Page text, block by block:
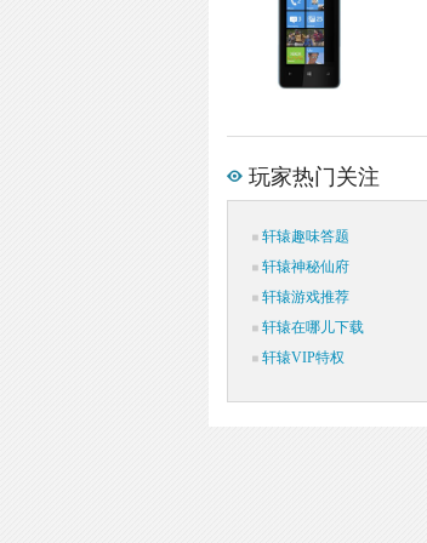
玩家热门关注
轩辕趣味答题
轩辕神秘仙府
轩辕游戏推荐
轩辕在哪儿下载
轩辕VIP特权